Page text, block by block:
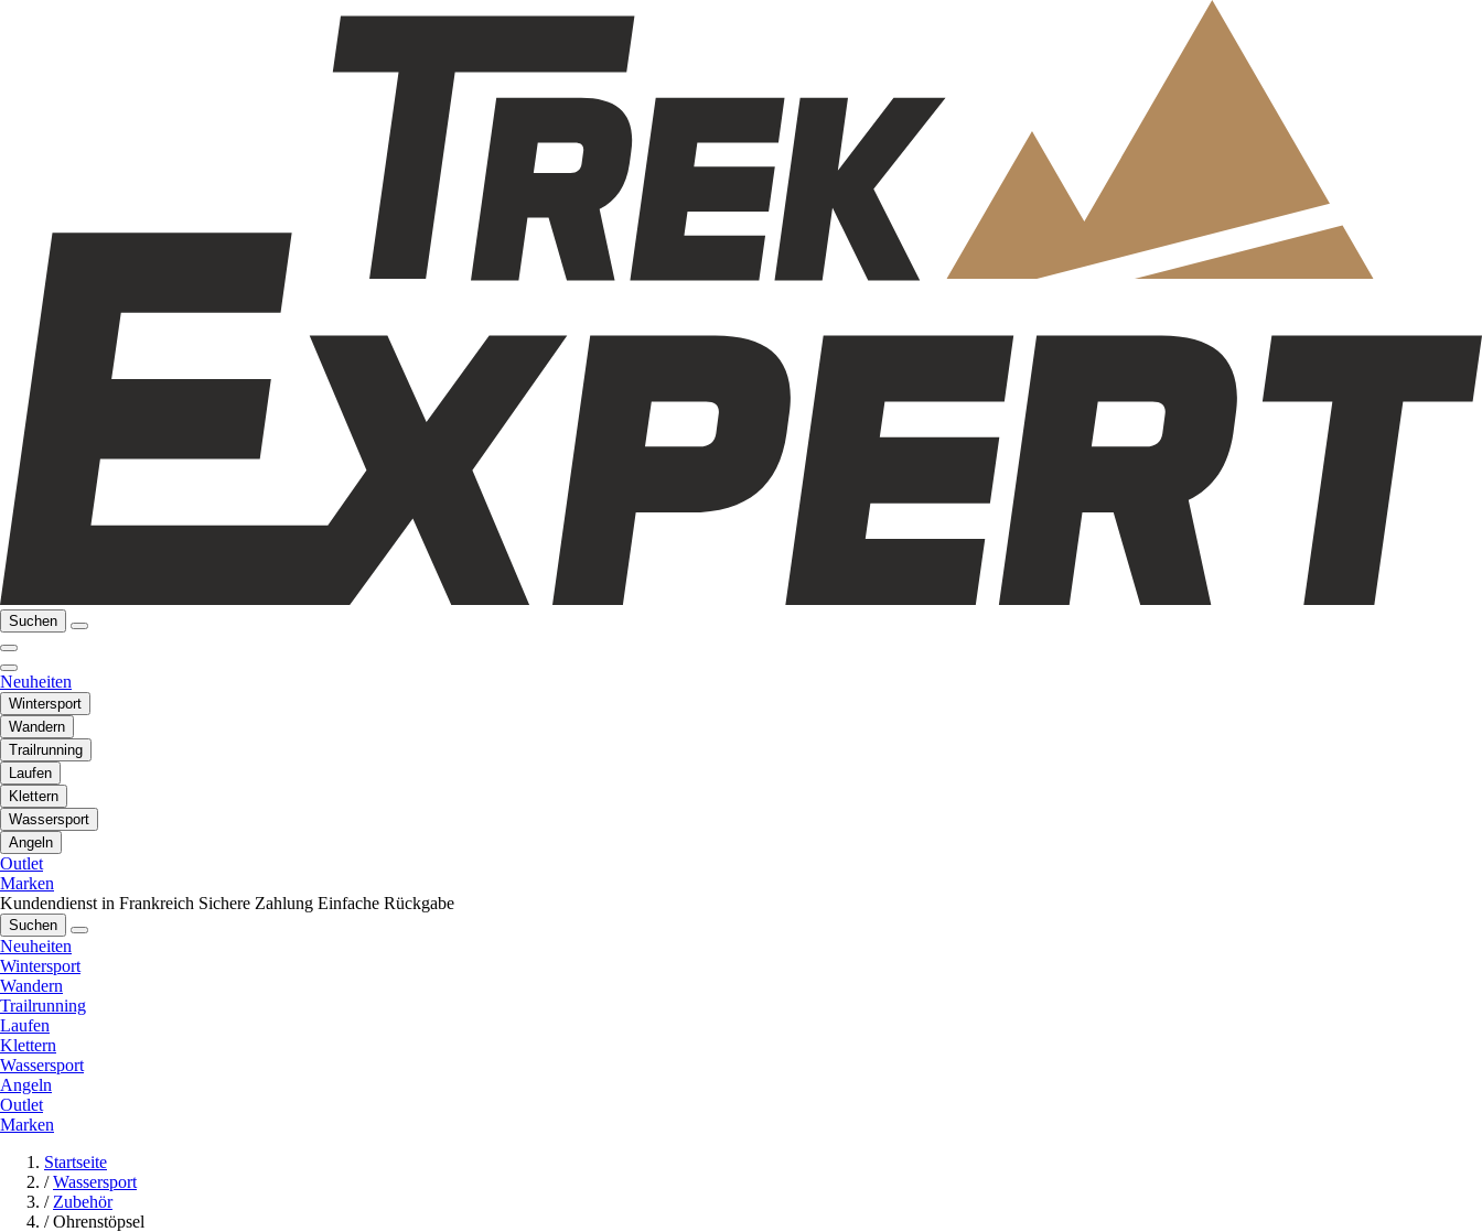
Suchen
Neuheiten
Wintersport
Wandern
Trailrunning
Laufen
Klettern
Wassersport
Angeln
Outlet
Marken
Kundendienst in Frankreich Sichere Zahlung Einfache Rückgabe
Suchen
Neuheiten
Wintersport
Wandern
Trailrunning
Laufen
Klettern
Wassersport
Angeln
Outlet
Marken
Startseite
/ Wassersport
/ Zubehör
/ Ohrenstöpsel